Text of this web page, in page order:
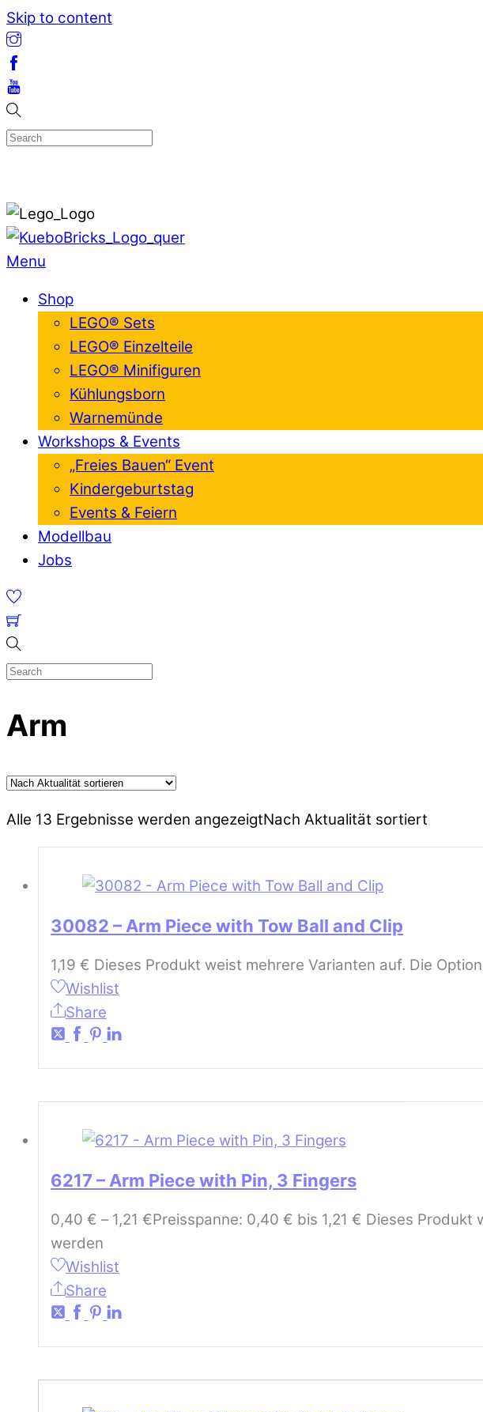
Skip to content
Menu
Shop
LEGO® Sets
LEGO® Einzelteile
LEGO® Minifiguren
Kühlungsborn
Warnemünde
Workshops & Events
„Freies Bauen“ Event
Kindergeburtstag
Events & Feiern
Modellbau
Jobs
Arm
Alle 13 Ergebnisse werden angezeigtNach Aktualität sortiert
30082 – Arm Piece with Tow Ball and Clip
1,19 € Dieses Produkt weist mehrere Varianten auf. Die
Wishlist
Share
6217 – Arm Piece with Pin, 3 Fingers
0,40 € – 1,21 €Preisspanne: 0,40 € bis 1,21 € Dieses Produkt
werden
Wishlist
Share